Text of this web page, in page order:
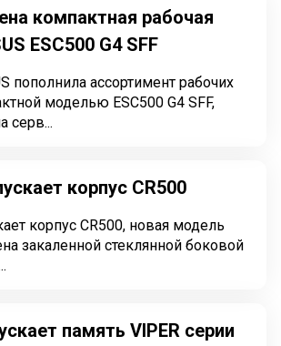
компактная рабочая
ESC500 G4 SFF
пополнила ассортимент рабочих
моделью ESC500 G4 SFF,
серв...
корпус CR500
корпус CR500, новая модель
память VIPER серии